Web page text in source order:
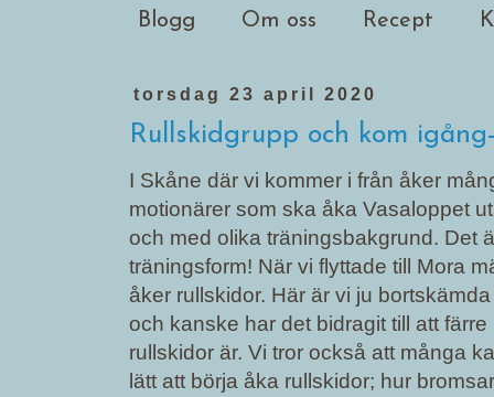
Blogg Om oss Recept
torsdag 23 april 2020
Rullskidgrupp och kom
I Skåne där vi kommer i från åker
motionärer som ska åka Vasaloppet
och med olika träningsbakgrund. Det
träningsform! När vi flyttade till Mora
åker rullskidor. Här är vi ju
och kanske har det bidragit till att
rullskidor är. Vi tror också att många
lätt att börja åka rullskidor; hur